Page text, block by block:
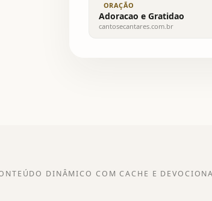
ORAÇÃO
Adoracao e Gratidao
cantosecantares.com.br
DINÂMICO COM CACHE E